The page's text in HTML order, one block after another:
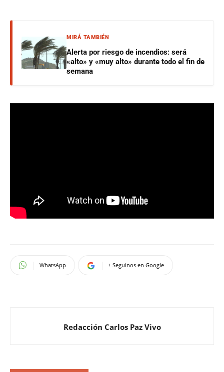
MIRÁ TAMBIÉN
Alerta por riesgo de incendios: será
«alto» y «muy alto» durante todo el fin de
semana
WhatsApp + Seguinos en Google
Redacción Carlos Paz Vivo